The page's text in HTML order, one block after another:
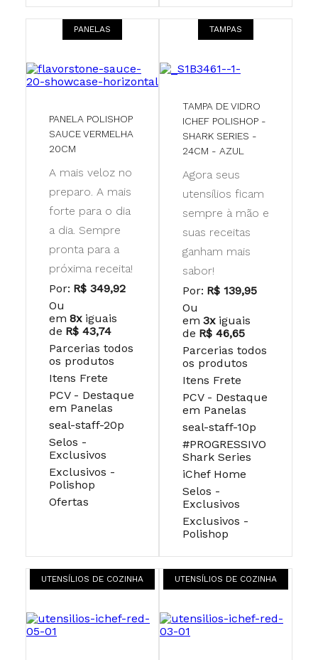
PANELAS
PANELA POLISHOP
SAUCE VERMELHA
20CM
A mais veloz no
preparo. A mais
forte para o dia
a dia. Sempre
pronta para a
próxima receita!
Por: R$ 349,92
Ou
em 8x iguais
de R$ 43,74
Parcerias todos
os produtos
Itens Frete
PCV - Destaque
em Panelas
seal-staff-20p
Selos -
Exclusivos
Exclusivos -
Polishop
Ofertas
TAMPAS
TAMPA DE VIDRO
ICHEF POLISHOP -
SHARK SERIES -
24CM - AZUL
Agora seus
utensílios ficam
sempre à mão e
suas receitas
ganham mais
sabor!
Por: R$ 139,95
Ou
em 3x iguais
de R$ 46,65
Parcerias todos
os produtos
Itens Frete
PCV - Destaque
em Panelas
seal-staff-10p
#PROGRESSIVO
Shark Series
iChef Home
Selos -
Exclusivos
Exclusivos -
Polishop
UTENSÍLIOS DE COZINHA UTENSÍLIOS DE COZINHA